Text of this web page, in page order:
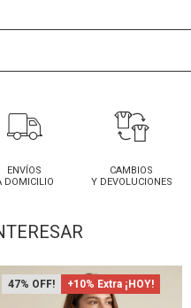
ENVÍOS
DOMICILIO
CAMBIOS
Y DEVOLUCIONES
47 +10% Extra ¡HOY!